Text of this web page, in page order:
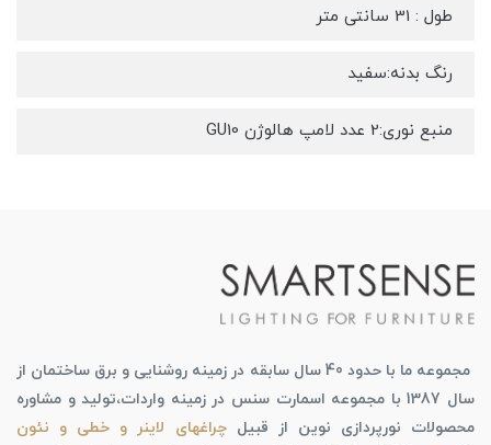
طول : 31 سانتی متر
رنگ بدنه:سفید
منبع نوری:2 عدد لامپ هالوژن GU10
مجموعه ما با حدود 40 سال سابقه در زمینه روشنایی و برق ساختمان از
سال 1387 با مجموعه اسمارت سنس در زمینه واردات،تولید و مشاوره
محصولات نورپردازی نوین از قبیلچراغهای لاینر و خطی و نئون